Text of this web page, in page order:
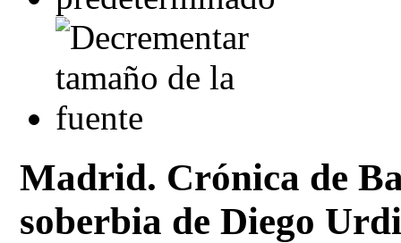
Madrid. Crónica de
soberbia de Diego